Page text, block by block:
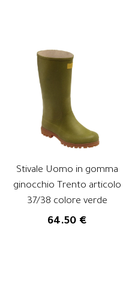
Stivale Uomo in gomma
ginocchio Trento articolo
37/38 colore verde
64.50 €